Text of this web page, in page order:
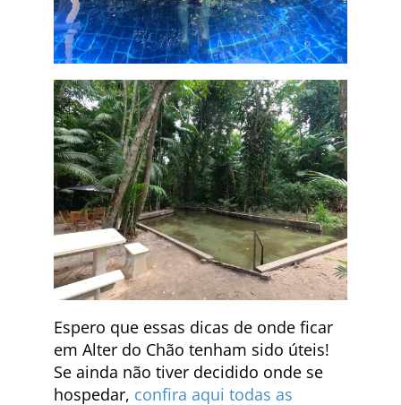
Espero que essas dicas de onde ficar
em Alter do Chão tenham sido úteis!
Se ainda não tiver decidido onde se
hospedar, confira aqui todas as